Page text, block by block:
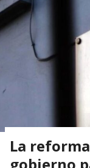
La